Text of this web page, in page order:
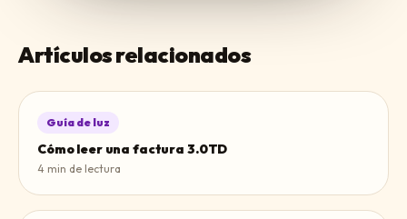
Artículos relacionados
Guía de luz
Cómo leer una factura 3.0TD
4 min de lectura